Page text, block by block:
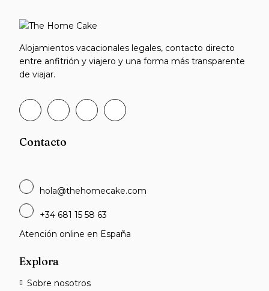
Alojamientos vacacionales legales, contacto directo
entre anfitrión y viajero y una forma más transparente
de viajar.
Contacto
hola@thehomecake.com
+34 681 15 58 63
Atención online en España
Explora
Sobre nosotros